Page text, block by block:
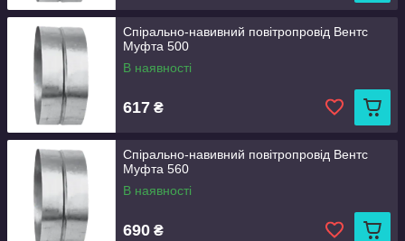
Спірально-навивний повітропровід Вентс
Муфта 500
В наявності
617 ₴
Спірально-навивний повітропровід Вентс
Муфта 560
В наявності
690 ₴